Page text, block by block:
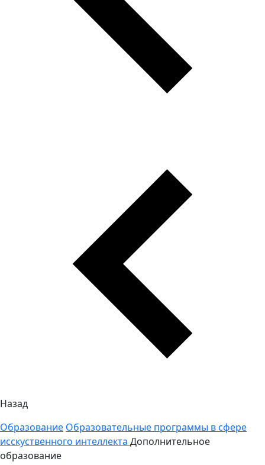
Назад
Образование Образовательные программы в сфере
исскуственного интеллекта Дополнительное
образование